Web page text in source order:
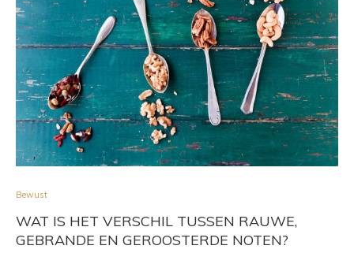
Bewust
WAT IS HET VERSCHIL TUSSEN RAUWE,
GEBRANDE EN GEROOSTERDE NOTEN?